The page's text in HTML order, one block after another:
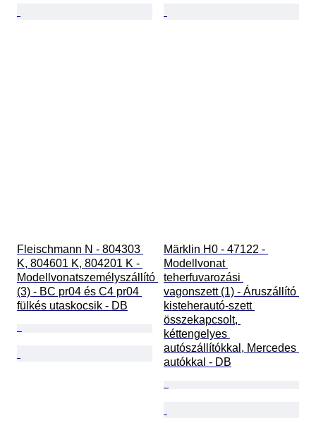
Fleischmann N - 804303
K, 804601 K, 804201 K -
Modellvonatszemélyszállító
(3) - BC pr04 és C4 pr04
fülkés utaskocsik - DB
Märklin H0 - 47122 -
Modellvonat
teherfuvarozási
vagonszett (1) - Áruszállító
kisteherautó-szett
összekapcsolt,
kéttengelyes
autószállítókkal, Mercedes
autókkal - DB